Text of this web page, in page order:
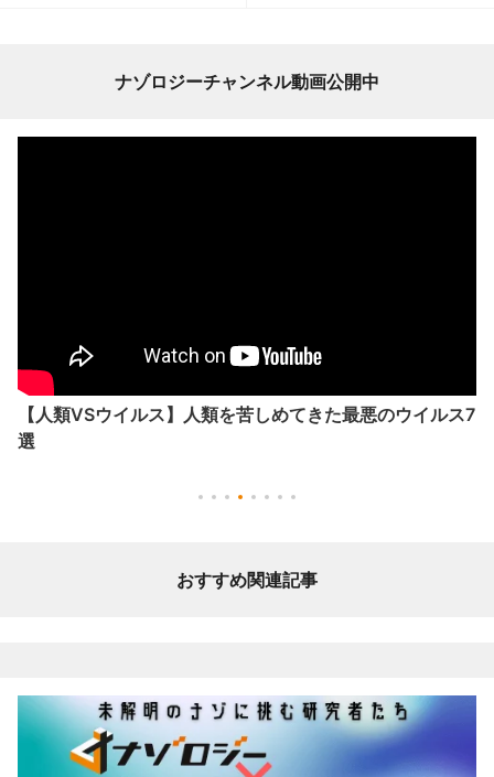
ナゾロジーチャンネル動画公開中
【人類VSウイルス】人類を苦しめてきた最悪のウイルス7
選
おすすめ関連記事